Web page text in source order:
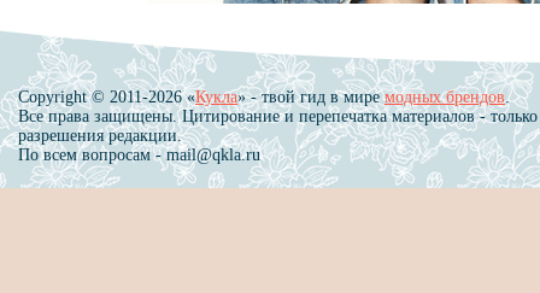
Copyright © 2011-2026 «Кукла» - твой гид в миремодных брендов.
Все права защищены. Цитирование и перепечатка материалов - только
разрешения редакции.
По всем вопросам - mail@qkla.ru